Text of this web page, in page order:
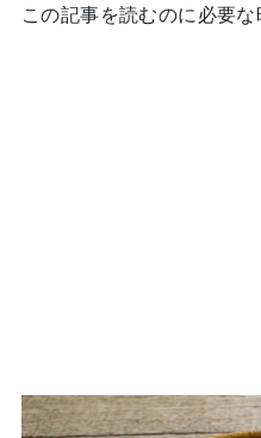
この記事を読むのに必要な